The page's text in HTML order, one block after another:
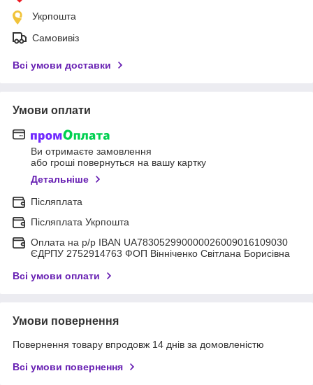
Укрпошта
Самовивіз
Всі умови доставки
Умови оплати
Ви отримаєте замовлення
або гроші повернуться на вашу картку
Детальніше
Післяплата
Післяплата Укрпошта
Оплата на р/р IBAN UA783052990000026009016109030
ЄДРПУ 2752914763 ФОП Вінніченко Світлана Борисівна
Всі умови оплати
Умови повернення
Повернення товару впродовж 14 днів за домовленістю
Всі умови повернення